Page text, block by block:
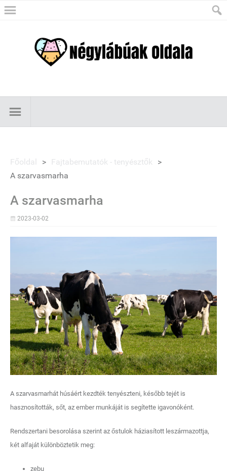
Főoldal > Fajtabemutatók - tenyésztők
>
A szarvasmarha
A szarvasmarha
2023-03-02
A szarvasmarhát húsáért kezdték tenyészteni, később tejét is
hasznosították, sőt, az ember munkáját is segítette igavonóként.
Rendszertani besorolása szerint az őstulok háziasított leszármazottja,
két alfaját különböztetik meg:
zebu